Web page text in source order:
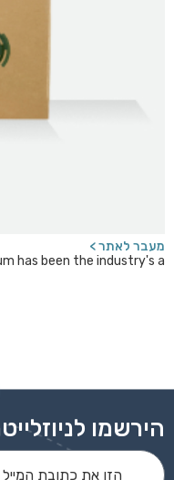
מעבר לאתר >
has been the industry's a
הירשמו